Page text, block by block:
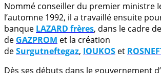
Nommé conseiller du premier ministre
l’automne 1992, il a travaillé ensuite
banque LAZARD frères, dans le cadre
de GAZPROM et la création
deSurgutneftegaz, IOUKOS et
Dès ses débuts dans le gouvernement